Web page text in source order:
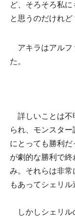
ど、そろそろ私
と思うのだけれど
アキラはアルフ
た。
詳しいことは不
られ、モンスタ
にとっても勝利
が劇的な勝利で
み。それらは非常
もあってシェリル
しかしシェリル